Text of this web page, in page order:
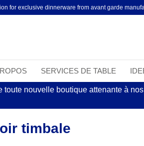
for exclusive dinnerware from avant garde
SERVICES DE TABLE
toute nouvelle boutique attenante à
timbale